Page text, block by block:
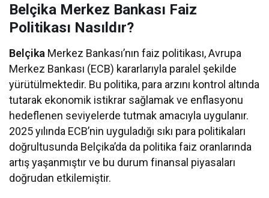
Belçika Merkez Bankası Faiz
Politikası Nasıldır?
Belçika Merkez Bankası’nın faiz politikası, Avrupa
Merkez Bankası (ECB) kararlarıyla paralel şekilde
yürütülmektedir. Bu politika, para arzını kontrol altında
tutarak ekonomik istikrar sağlamak ve enflasyonu
hedeflenen seviyelerde tutmak amacıyla uygulanır.
2025 yılında ECB’nin uyguladığı sıkı para politikaları
doğrultusunda Belçika’da da politika faiz oranlarında
artış yaşanmıştır ve bu durum finansal piyasaları
doğrudan etkilemiştir.